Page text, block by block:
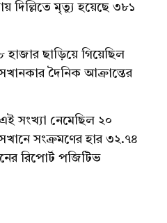
দিল্লিতে মৃত্যু হয়েছে ৩৮১
হাজার ছাড়িয়ে গিয়েছিল
দৈনিক আক্রান্তের
সংখ্যা নেমেছিল ২০
সংক্রমণের হার ৩২.৭৪
রিপোর্ট পজিটিভ